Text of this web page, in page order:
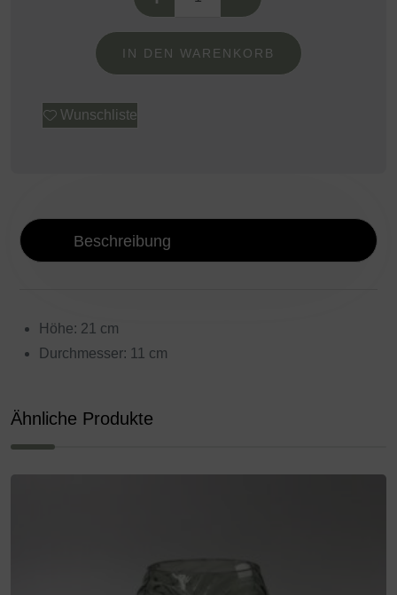
IN DEN WARENKORB
Wunschliste
Beschreibung
Höhe: 21 cm
Durchmesser: 11 cm
Ähnliche Produkte